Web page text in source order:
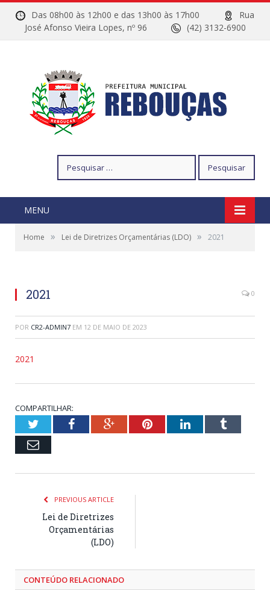
Das 08h00 às 12h00 e das 13h00 às 17h00
Rua
José Afonso Vieira Lopes, nº 96
(42) 3132-6900
por:
MENU
Home » Lei de Diretrizes Orçamentárias (LDO) » 2021
2021 0
POR CR2-ADMIN7 EM 12 DE MAIO DE 2023
2021
COMPARTILHAR:
TwitterFacebookGoogle+PinterestLinkedInTumblr
Email
PREVIOUS ARTICLE
Lei de Diretrizes
Orçamentárias
(LDO)
CONTEÚDO RELACIONADO